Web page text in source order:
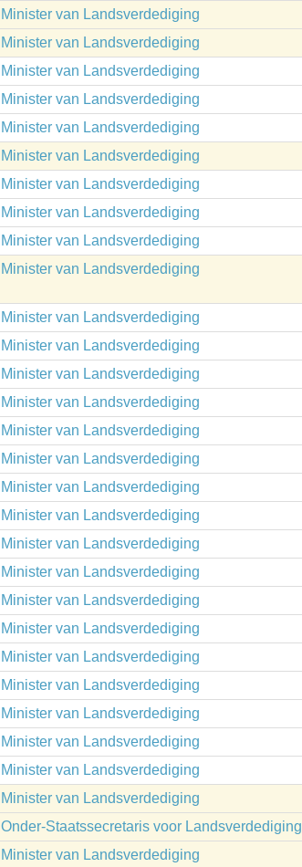
Minister van Landsverdediging
Minister van Landsverdediging
Minister van Landsverdediging
Minister van Landsverdediging
Minister van Landsverdediging
Minister van Landsverdediging
Minister van Landsverdediging
Minister van Landsverdediging
Minister van Landsverdediging
Minister van Landsverdediging
Minister van Landsverdediging
Minister van Landsverdediging
Minister van Landsverdediging
Minister van Landsverdediging
Minister van Landsverdediging
Minister van Landsverdediging
Minister van Landsverdediging
Minister van Landsverdediging
Minister van Landsverdediging
Minister van Landsverdediging
Minister van Landsverdediging
Minister van Landsverdediging
Minister van Landsverdediging
Minister van Landsverdediging
Minister van Landsverdediging
Minister van Landsverdediging
Minister van Landsverdediging
Minister van Landsverdediging
Onder-Staatssecretaris voor Landsverdediging
Minister van Landsverdediging